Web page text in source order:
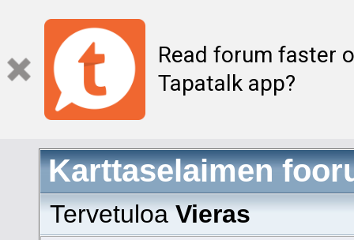
Read forum faster
Tapatalk app?
Karttaselaimen
TervetuloaVieras